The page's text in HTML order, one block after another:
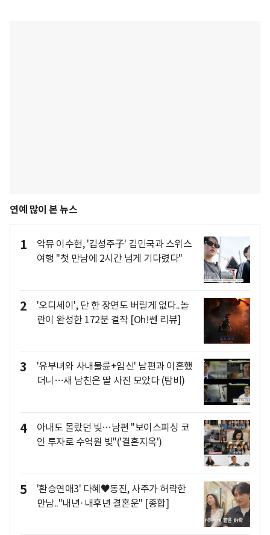
연예 많이 본 뉴스
1
악뮤 이수현, '김성주子' 김민국과 스위스
여행 "첫 만남에 2시간 넘게 기다렸다"
2
'오디세이', 단 한 장면도 버릴게 없다..놀
란이 완성한 172분 걸작 [Oh!쎈 리뷰]
3
'유부녀와 사내불륜+임신' 남편과 이혼했
더니…새 남친은 딸 사진 모았다 (탐비)
4
아내도 몰랐던 빚…남편 "보이스피싱 코
인 투자로 수억원 빚"('결혼지옥')
5
'환승연애3' 다혜♥동진, 사주가 허락한
만남.."내년·내후년 결혼운" [종합]